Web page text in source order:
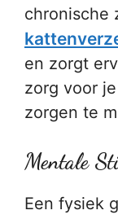
chronische
en zorgt
zorg voor
zorgen te
Mentale
Een fysiek